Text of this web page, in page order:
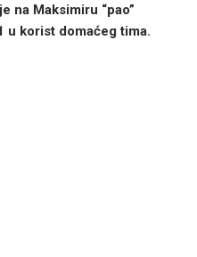
na Maksimiru “pao”
u korist domaćeg tima.